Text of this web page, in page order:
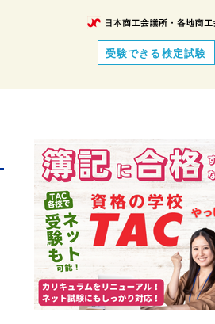
受験できる検定試験